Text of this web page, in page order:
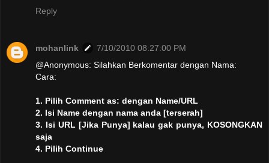
Reply
mohanlink
7/10/2010 08:27:00 PM
@Anonymous: Silahkan Berkomentar dengan Nama:
Cara:
1. Pilih Comment as: dengan Name/URL
2. Isi Name dengan nama anda [terserah]
3. Isi URL [Jika Punya] kalau gak punya, KOSONGKAN
saja
4. Pilih Continue